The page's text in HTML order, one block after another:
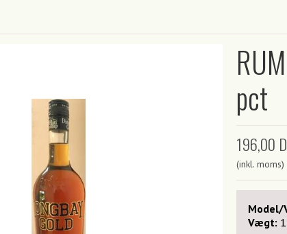
pct
196,00
(inkl. moms)
Model/
Vægt: 1